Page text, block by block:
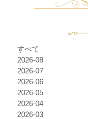
すべて
2026-08
2026-07
2026-06
2026-05
2026-04
2026-03